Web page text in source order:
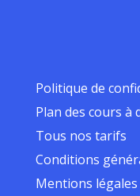
Politique de
Plan des cours à
Tous nos tarifs
Conditions
Mentions légales